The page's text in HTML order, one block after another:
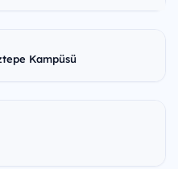
Kampüsü